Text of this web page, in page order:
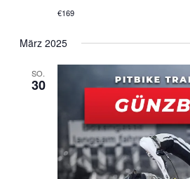
€169
März 2025
SO.
30